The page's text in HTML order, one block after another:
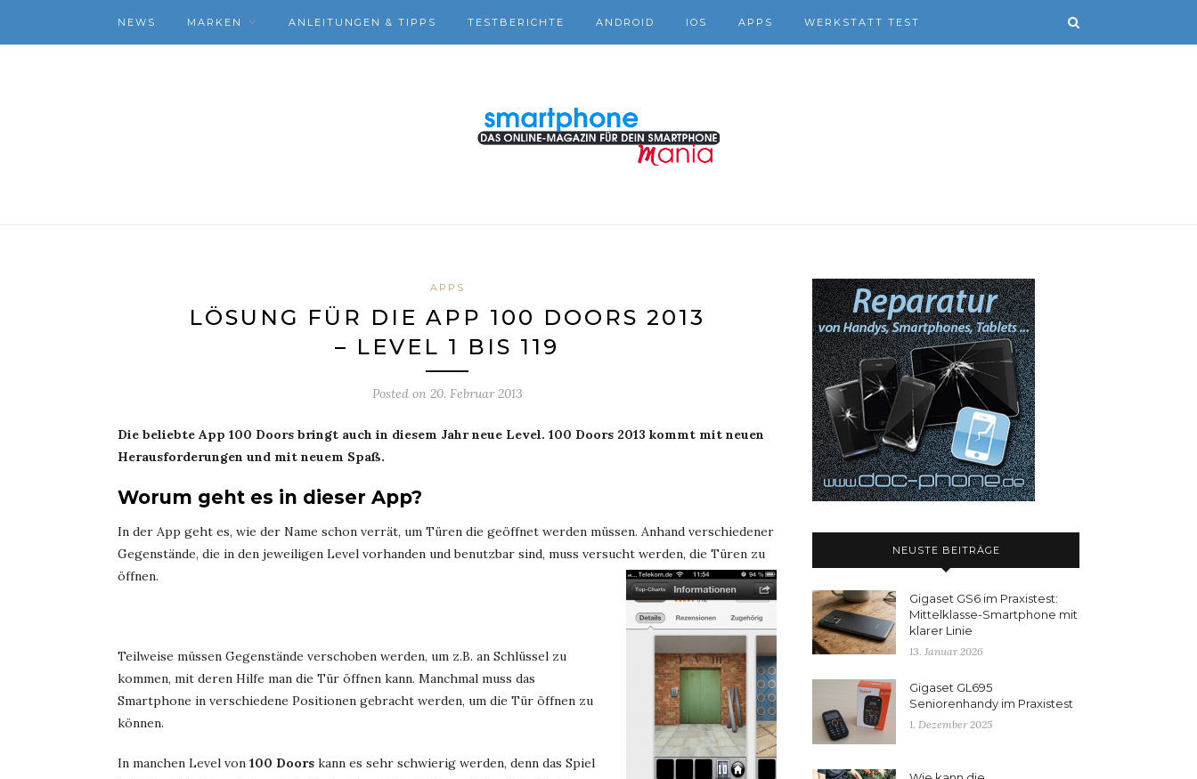
NEWS MARKEN ANLEITUNGEN & TIPPS TESTBERICHTE ANDROID IOS APPS WERKSTATT TEST
APPS
LÖSUNG FÜR DIE APP 100 DOORS 2013
– LEVEL 1 BIS 119
Posted on 20. Februar 2013
Die beliebte App 100 Doors bringt auch in diesem Jahr neue Level. 100 Doors 2013 kommt mit neuen
Herausforderungen und mit neuem Spaß.
Worum geht es in dieser App?
In der App geht es, wie der Name schon verrät, um Türen die geöffnet werden müssen. Anhand verschiedener
Gegenstände, die in den jeweiligen Level vorhanden und benutzbar sind, muss versucht werden, die Türen zu
öffnen.
Teilweise müssen Gegenstände verschoben werden, um z.B. an Schlüssel zu
kommen, mit deren Hilfe man die Tür öffnen kann. Manchmal muss das
Smartphone in verschiedene Positionen gebracht werden, um die Tür öffnen zu
können.
In manchen Level von 100 Doors kann es sehr schwierig werden, denn das Spiel
NEUSTE BEITRÄGE
Gigaset GS6 im Praxistest:
Mittelklasse-Smartphone mit
klarer Linie
13. Januar 2026
Gigaset GL695
Seniorenhandy im Praxistest
1. Dezember 2025